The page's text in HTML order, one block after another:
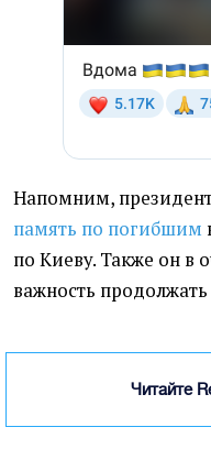
Напомним,
память по погибшим
по Киеву. Также он в
важность
Читайте